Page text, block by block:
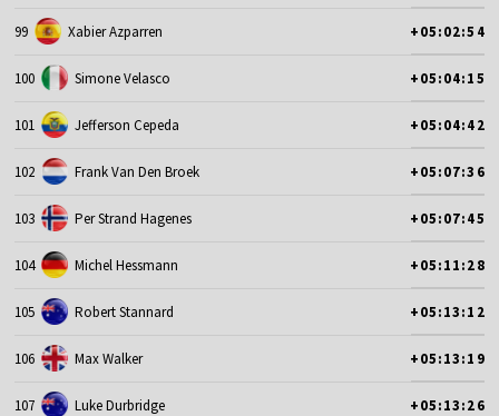
99 Xabier Azparren +05:02:54
100 Simone Velasco +05:04:15
101 Jefferson Cepeda +05:04:42
102 Frank Van Den Broek +05:07:36
103 Per Strand Hagenes +05:07:45
104 Michel Hessmann +05:11:28
105 Robert Stannard +05:13:12
106 Max Walker +05:13:19
107 Luke Durbridge +05:13:26